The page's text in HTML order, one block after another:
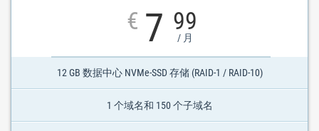
€ 7 99
/ 月
12 GB 数据中心 NVMe-SSD 存储 (RAID-1 / RAID-10)
1 个域名和 150 个子域名